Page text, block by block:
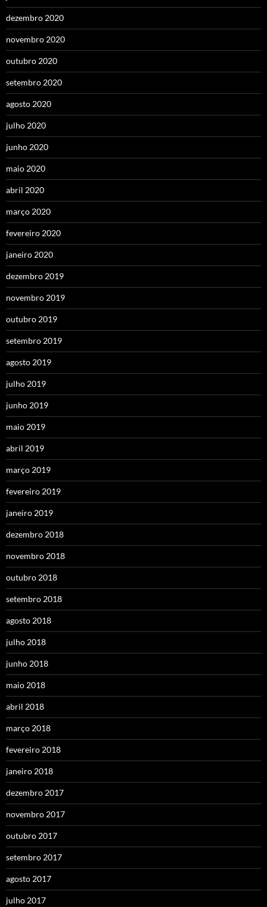
dezembro 2020
novembro 2020
outubro 2020
setembro 2020
agosto 2020
julho 2020
junho 2020
maio 2020
abril 2020
março 2020
fevereiro 2020
janeiro 2020
dezembro 2019
novembro 2019
outubro 2019
setembro 2019
agosto 2019
julho 2019
junho 2019
maio 2019
abril 2019
março 2019
fevereiro 2019
janeiro 2019
dezembro 2018
novembro 2018
outubro 2018
setembro 2018
agosto 2018
julho 2018
junho 2018
maio 2018
abril 2018
março 2018
fevereiro 2018
janeiro 2018
dezembro 2017
novembro 2017
outubro 2017
setembro 2017
agosto 2017
julho 2017